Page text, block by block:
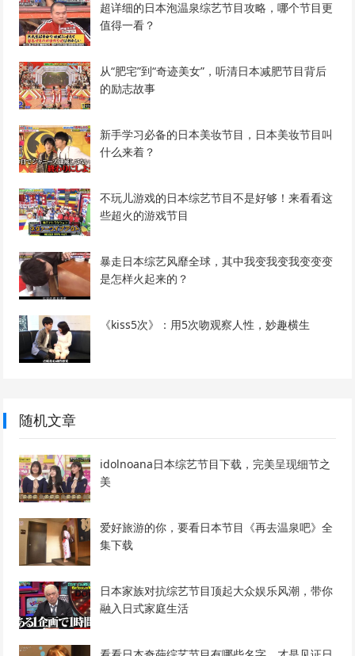
超详细的日本泡温泉综艺节目攻略，哪个节目更
值得一看？
从“肥宅”到“奇迹美女”，听清日本减肥节目背后
的励志故事
新手学习必备的日本美妆节目，日本美妆节目叫
什么来着？
不玩儿游戏的日本综艺节目不是好够！来看看这
些超火的游戏节目
暴走日本综艺风靡全球，其中我变我变我变变变
是怎样火起来的？
《kiss5次》：用5次吻观察人性，妙趣横生
随机文章
idolnoana日本综艺节目下载，完美呈现细节之
美
爱好旅游的你，要看日本节目《再去温泉吧》全
集下载
日本家族对抗综艺节目顶起大众娱乐风潮，带你
融入日式家庭生活